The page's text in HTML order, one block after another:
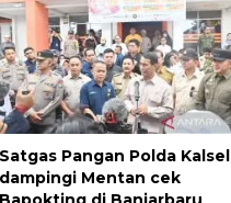
Satgas Pangan Polda Kalsel
dampingi Mentan cek